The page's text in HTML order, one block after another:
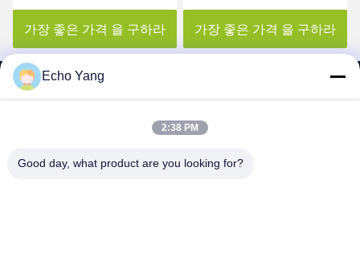
으로 메뉴 널
가장 좋은 가격 을 구하라
이터 디지털 사이니지 디스
플레이
가장 좋은 가격 을 구하라
SHENZHEN MERCEDESTECHNOLOGY CO.,
Echo Yang
2:38 PM
Good day, what product are you looking for?